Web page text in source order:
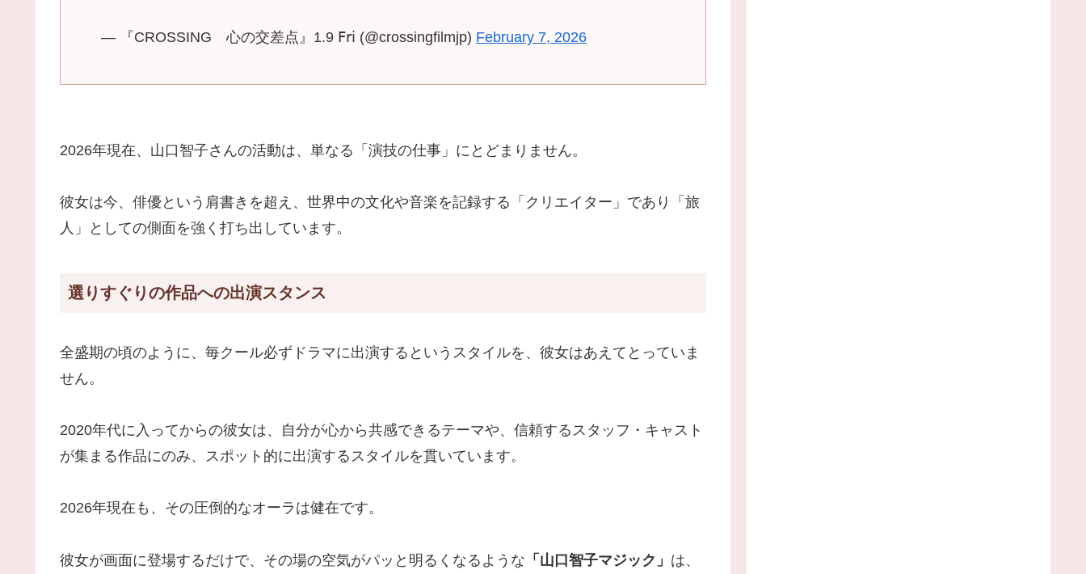
— 『CROSSING 心の交差点』1.9 𝖥𝗋𝗂 (@crossingfilmjp) February 7, 2026
2026年現在、山口智子さんの活動は、単なる「演技の仕事」にとどまりません。
彼女は今、俳優という肩書きを超え、世界中の文化や音楽を記録する「クリエイター」であり「旅
人」としての側面を強く打ち出しています。
選りすぐりの作品への出演スタンス
全盛期の頃のように、毎クール必ずドラマに出演するというスタイルを、彼女はあえてとっていま
せん。
2020年代に入ってからの彼女は、自分が心から共感できるテーマや、信頼するスタッフ・キャスト
が集まる作品にのみ、スポット的に出演するスタイルを貫いています。
2026年現在も、その圧倒的なオーラは健在です。
彼女が画面に登場するだけで、その場の空気がパッと明るくなるような 「山口智子マジック」 は、